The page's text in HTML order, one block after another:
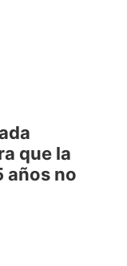
que la
años no